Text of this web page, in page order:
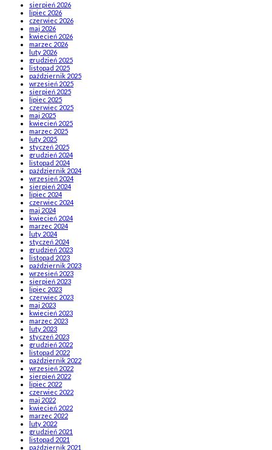
sierpień 2026
lipiec 2026
czerwiec 2026
maj 2026
kwiecień 2026
marzec 2026
luty 2026
grudzień 2025
listopad 2025
październik 2025
wrzesień 2025
sierpień 2025
lipiec 2025
czerwiec 2025
maj 2025
kwiecień 2025
marzec 2025
luty 2025
styczeń 2025
grudzień 2024
listopad 2024
październik 2024
wrzesień 2024
sierpień 2024
lipiec 2024
czerwiec 2024
maj 2024
kwiecień 2024
marzec 2024
luty 2024
styczeń 2024
grudzień 2023
listopad 2023
październik 2023
wrzesień 2023
sierpień 2023
lipiec 2023
czerwiec 2023
maj 2023
kwiecień 2023
marzec 2023
luty 2023
styczeń 2023
grudzień 2022
listopad 2022
październik 2022
wrzesień 2022
sierpień 2022
lipiec 2022
czerwiec 2022
maj 2022
kwiecień 2022
marzec 2022
luty 2022
grudzień 2021
listopad 2021
październik 2021